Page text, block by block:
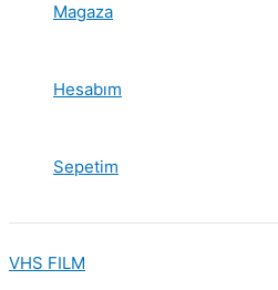
Magaza
Hesabım
Sepetim
VHS FILM